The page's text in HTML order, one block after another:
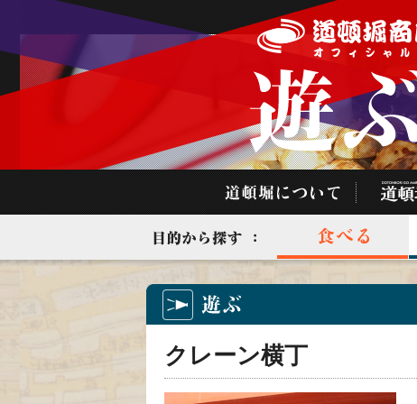
クレーン横丁